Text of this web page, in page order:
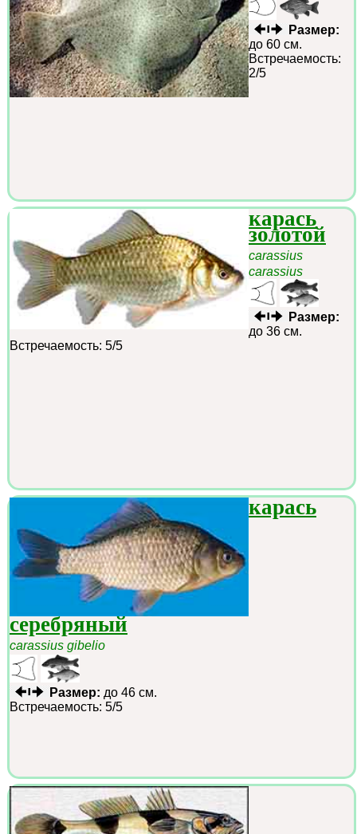
Размер:
до 60 см.
Встречаемость:
2/5
карась
золотой
carassius
carassius
Размер:
до 36 см.
Встречаемость: 5/5
карась
серебряный
carassius gibelio
Размер: до 46 см.
Встречаемость: 5/5